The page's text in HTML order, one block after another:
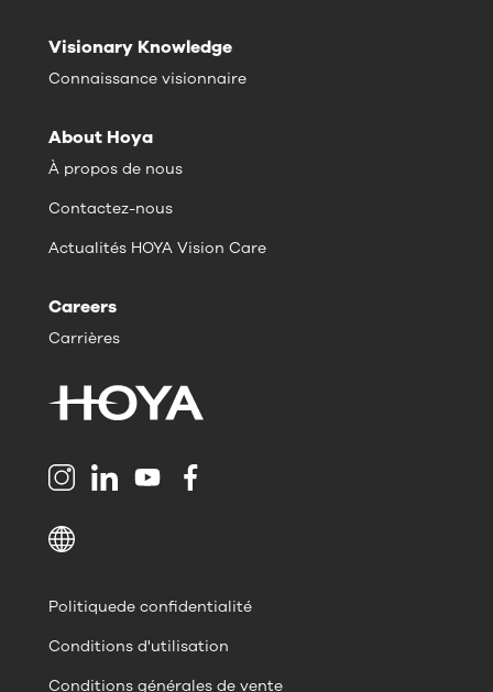
Visionary Knowledge
Connaissance visionnaire
About Hoya
À propos de nous
Contactez-nous
Actualités HOYA Vision Care
Careers
Carrières
Politiquede confidentialité
Conditions d'utilisation
Conditions générales de vente